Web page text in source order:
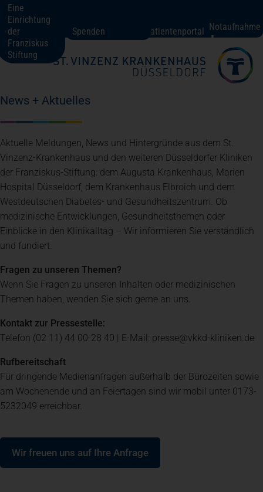
Eine
Einrichtung
der
Franziskus
Stiftung
Spenden Patientenportal Notaufnahme
St. Vinzenz-Krankenhaus Düsseldorf
Über uns
Karriere
Kontakt
Spenden+ Helfen
News
Spenden + Helfen
News + Aktuelles
Aktuelle Meldungen, News und Hintergründe aus dem St.
Vinzenz-Krankenhaus und den weiteren Düsseldorfer Kliniken
der Franziskus-Stiftung: dem Augusta Krankenhaus, Marien
Hospital Düsseldorf, dem Krankenhaus Elbroich und dem
Westdeutschen Diabetes- und Gesundheitszentrum. Ob
medizinische Entwicklungen, Gesundheitsthemen oder
Einblicke in den Klinikalltag – Wir informieren Sie verständlich
und fundiert.
Fragen zu unseren Themen?
Wenn Sie Fragen zu unseren Inhalten oder medizinischen
Themen haben, wenden Sie sich gerne an uns.
Kontakt zur Pressestelle:
Telefon (02 11) 44 00-28 40 | E-Mail: presse@vkkd-kliniken.de
Rufbereitschaft
Für dringende Medienanfragen außerhalb der Bürozeiten sowie
am Wochenende und an Feiertagen sind wir mobil unter 0173-
5232049 erreichbar.
Wir freuen uns auf Ihre Anfrage
(öffnet in einem neuen Tab)